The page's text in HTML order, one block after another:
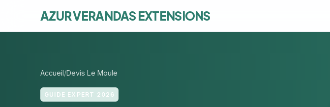
AZUR VERANDAS EXTENSIONS
Accueil Devis Le Moule
GUIDE EXPERT 2026